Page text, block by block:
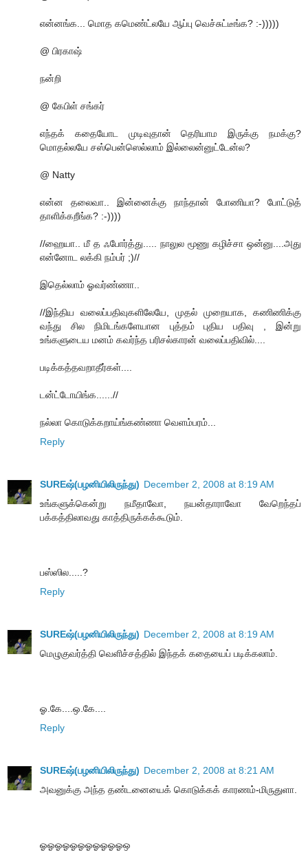
என்னங்க... மொத கமெண்ட்லயே ஆப்பு வெச்சுட்டீங்க? :-)))))
@ பிரகாஷ்
நன்றி
@ கேபிள் சங்கர்
எந்தக் கதையோட முடிவுதான் தெரியாம இருக்கு நமக்கு?
மொதல்லயே சஸ்பென்ஸெல்லாம் இல்லைன்னுட்டேன்ல?
@ Natty
என்ன தலைவா.. இன்னைக்கு நாந்தான் போணியா? போட்டுத்
தாளிக்கறீங்க? :-))))
//ஹையா.. மீ த ஃபோர்த்து..... நாலுல மூணு கழிச்சா ஒன்னு....அது
என்னோட லக்கி நம்பர் ;)//
இதெல்லாம் ஓவர்ண்ணா..
//இந்திய வலைப்பதிவுகளிலேயே, முதல் முறையாக, கணிணிக்கு
வந்து சில நிமிடங்களேயான புத்தம் புதிய பதிவு , இன்று
உங்களுடைய மனம் கவர்ந்த பரிசல்காரன் வலைப்பதிவில்....
படிக்கத்தவறாதீர்கள்....
டன்ட்டோயிங்க......//
நல்லா கொடுக்கறாய்ங்கண்ணா வெளம்பரம்...
Reply
SUREஷ்(பழனியிலிருந்து) December 2, 2008 at 8:19 AM
உங்களுக்கென்று நமீதாவோ, நயன்தாராவோ வேறெந்தப்
பக்கத்திலாவது காத்திருக்கக்கூடும்.
பஸ்ஸில.....?
Reply
SUREஷ்(பழனியிலிருந்து) December 2, 2008 at 8:19 AM
மெழுகுவர்த்தி வெளிச்சத்தில் இந்தக் கதையைப் படிக்கலாம்.
ஓ.கே....ஒ.கே....
Reply
SUREஷ்(பழனியிலிருந்து) December 2, 2008 at 8:21 AM
அவனுக்கு அந்த தண்டனையைக் கொடுக்கக் காரணம்-மிருதுளா.
ஓஓஓஓஓஓஓஓஓஓஓஒ